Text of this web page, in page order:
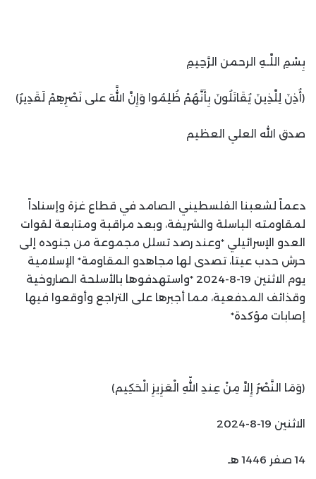
بِسْمِ اللَّـهِ الرحمن الرَّحِيمِ
‏﴿أُذِنَ لِلَّذِينَ يُقَاتَلُونَ بِأَنَّهُمْ ظُلِمُوا وَإِنَّ اللَّهَ على نَصْرِهِمْ لَقَدِيرٌ﴾‏
صدق الله العلي العظيم
دعماً لشعبنا الفلسطيني الصامد في قطاع غزة وإسناداً
لمقاومته الباسلة ‌‏‌‏‌والشريفة، وبعد مراقبة ‏ومتابعة لقوات
العدو الإسرائيلي *وعند رصد تسلل مجموعة من جنوده إلى
حرش حدب عيتا، تصدى ‏لها مجاهدو المقاومة* الإسلامية
يوم الاثنين 19-8-2024 *واستهدفوها بالأسلحة الصاروخية
وقذائف ‏المدفعية، مما أجبرها على التراجع وأوقعوا فيها
إصابات مؤكدة* ‏
‏﴿وَمَا النَّصْرُ إِلاَّ مِنْ عِندِ اللّهِ الْعَزِيزِ الْحَكِيم﴾‏
الاثنين 19-8-2024‏